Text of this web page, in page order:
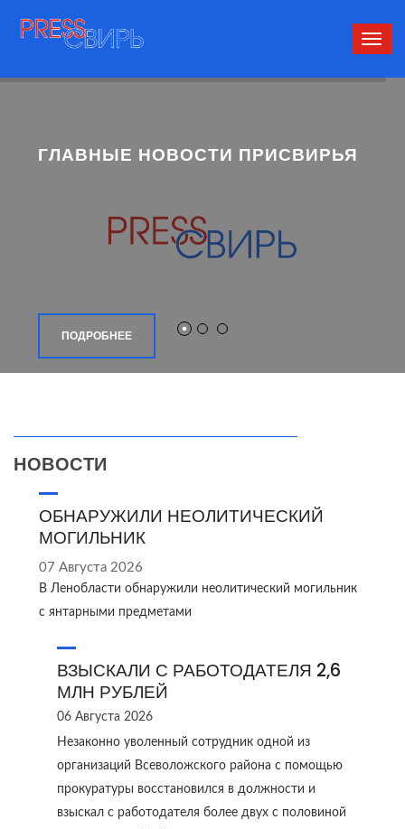
ГЛАВНЫЕ НОВОСТИ ПРИСВИРЬЯ
ПОДРОБНЕЕ
НОВОСТИ
ОБНАРУЖИЛИ НЕОЛИТИЧЕСКИЙ
МОГИЛЬНИК
07 Августа 2026
В Ленобласти обнаружили неолитический могильник
с янтарными предметами
ВЗЫСКАЛИ С РАБОТОДАТЕЛЯ 2,6
МЛН РУБЛЕЙ
06 Августа 2026
Незаконно уволенный сотрудник одной из
организаций Всеволожского района с помощью
прокуратуры восстановился в должности и
взыскал с работодателя более двух с половиной